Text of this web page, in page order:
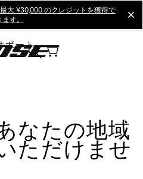
大 ¥30,000 のクレジットを獲得で
ます。
ポート
なたの地域
ただけませ